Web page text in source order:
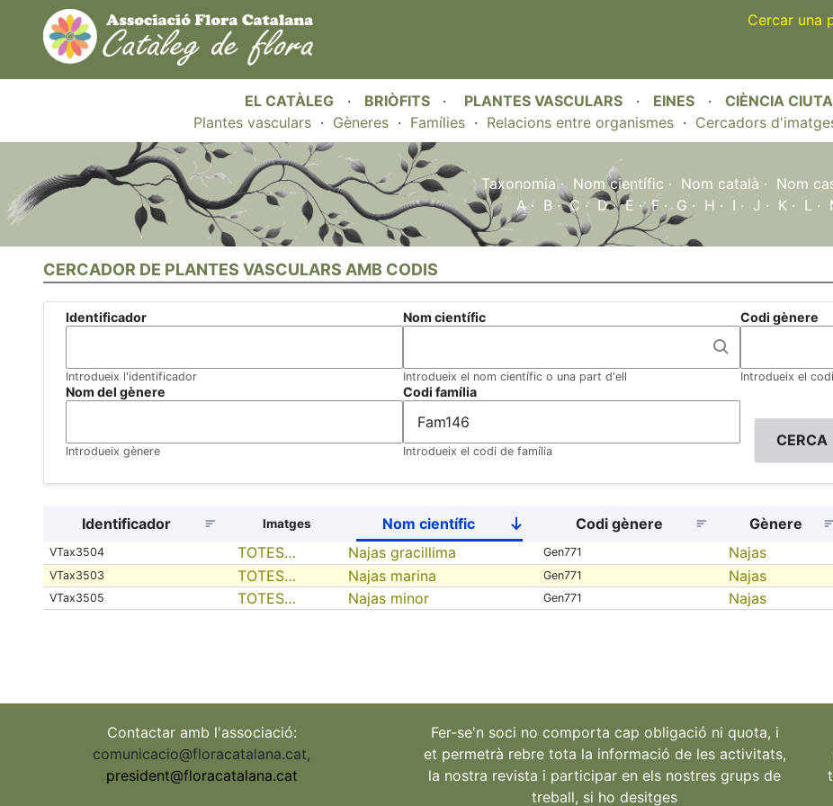
Cercar una
EL CATÀLEG · BRIÒFITS · PLANTES VASCULARS · EINES · CIÈNCIA
Plantes vasculars· Gèneres· Famílies· Relacions entre organismes· Cercadors
Taxonomia· Nom científic · Nom català · Nom
A· B ·C ·D·E · F · G · H · I · J · K · L ·
CERCADOR DE PLANTES VASCULARS AMB CODIS
Identificador
Introdueix l'identificador
Nom científic
Introdueix el nom científic o una part d'ell
Codi gènere
Introdueix el
Nom del gènere
Introdueix gènere
Codi família
Introdueix el codi de família
Identificador Imatges Nom científic
Sort
descending
Codi gènere Gènere
VTax3504 TOTES… Najas gracillima Gen771 Najas
VTax3503 TOTES… Najas marina Gen771 Najas
VTax3505 TOTES… Najas minor Gen771 Najas
Contactar amb l'associació:
comunicacio@floracatalana.cat,
president@floracatalana.cat
Fer-se'n soci no comporta cap obligació ni quota, i
et permetrà rebre tota la informació de les activitats,
la nostra revista i participar en els nostres grups de
treball, si ho desitges